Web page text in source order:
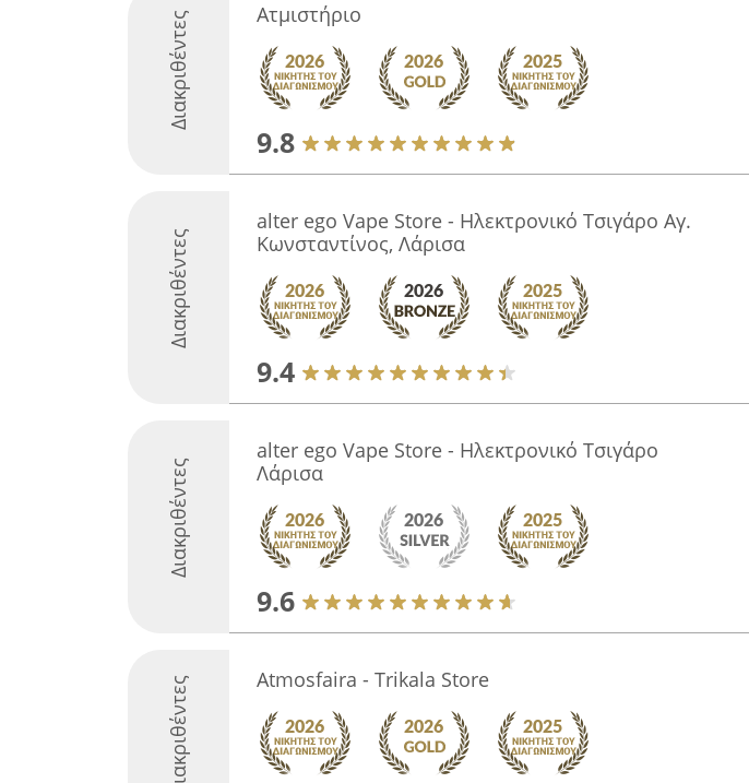
Διακριθέντες Ατμιστήριο
9.8
Διακριθέντες
alter ego Vape Store - Ηλεκτρονικό Τσιγάρο Αγ.
Κωνσταντίνος, Λάρισα
9.4
Διακριθέντες
alter ego Vape Store - Ηλεκτρονικό Τσιγάρο
Λάρισα
9.6
Διακριθέντες Atmosfaira - Trikala Store